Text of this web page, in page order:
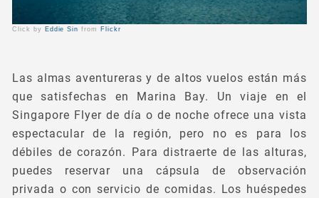
Click by Eddie Sin from Flickr
Las almas aventureras y de altos vuelos están más
que satisfechas en Marina Bay. Un viaje en el
Singapore Flyer de día o de noche ofrece una vista
espectacular de la región, pero no es para los
débiles de corazón. Para distraerte de las alturas,
puedes reservar una cápsula de observación
privada o con servicio de comidas. Los huéspedes